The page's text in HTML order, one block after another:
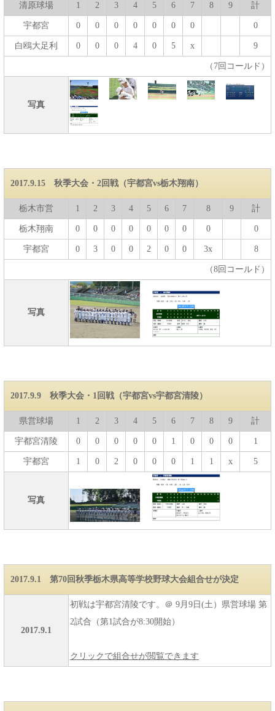
清原球場 1 2 3 4 5 6 7 8 9 計
宇都宮 0 0 0 0 0 0 0 0
白鴎大足利 0 0 0 4 0 5 x 9
（7回コールド）
写真
2017.9.15 秋季大会・2回戦（宇都宮vs栃木翔南）
栃木市営 1 2 3 4 5 6 7 8 9 計
栃木翔南 0 0 0 0 0 0 0 0 0
宇都宮 0 3 0 0 2 0 0 3x 8
（8回コールド）
写真
2017.9.9 秋季大会・1回戦（宇都宮vs宇都宮清陵）
県営球場 1 2 3 4 5 6 7 8 9 計
宇都宮清陵 0 0 0 0 0 1 0 0 0 1
宇都宮 1 0 2 0 0 0 1 1 x 5
写真
2017.9.1 第70回秋季栃木県高等学校野球大会組合せが決定
2017.9.1
初戦は宇都宮清陵です。＠ 9月9日(土）県営球場 第
2試合（第1試合が8:30開始）
クリックで組合せが閲覧できます